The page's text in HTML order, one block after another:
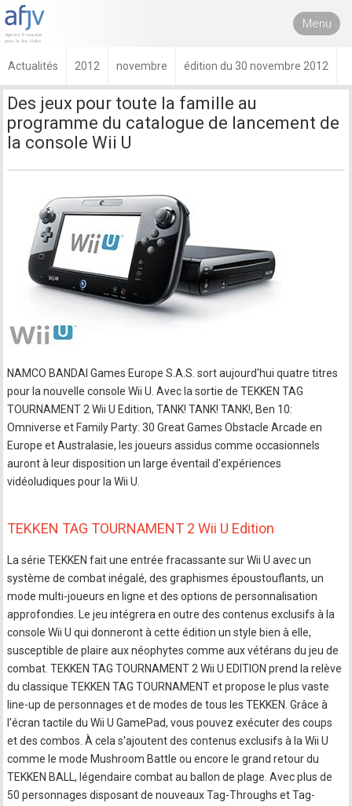
Menu
Actualités 2012 novembre édition du 30 novembre 2012
Des jeux pour toute la famille au
programme du catalogue de lancement de
la console Wii U
NAMCO BANDAI Games Europe S.A.S. sort aujourd'hui quatre titres
pour la nouvelle console Wii U. Avec la sortie de TEKKEN TAG
TOURNAMENT 2 Wii U Edition, TANK! TANK! TANK!, Ben 10:
Omniverse et Family Party: 30 Great Games Obstacle Arcade en
Europe et Australasie, les joueurs assidus comme occasionnels
auront à leur disposition un large éventail d'expériences
vidéoludiques pour la Wii U.
TEKKEN TAG TOURNAMENT 2 Wii U Edition
La série TEKKEN fait une entrée fracassante sur Wii U avec un
système de combat inégalé, des graphismes époustouflants, un
mode multi-joueurs en ligne et des options de personnalisation
approfondies. Le jeu intégrera en outre des contenus exclusifs à la
console Wii U qui donneront à cette édition un style bien à elle,
susceptible de plaire aux néophytes comme aux vétérans du jeu de
combat. TEKKEN TAG TOURNAMENT 2 Wii U EDITION prend la relève
du classique TEKKEN TAG TOURNAMENT et propose le plus vaste
line-up de personnages et de modes de tous les TEKKEN. Grâce à
l'écran tactile du Wii U GamePad, vous pouvez exécuter des coups
et des combos. À cela s'ajoutent des contenus exclusifs à la Wii U
comme le mode Mushroom Battle ou encore le grand retour du
TEKKEN BALL, légendaire combat au ballon de plage. Avec plus de
50 personnages disposant de nouveaux Tag-Throughs et Tag-